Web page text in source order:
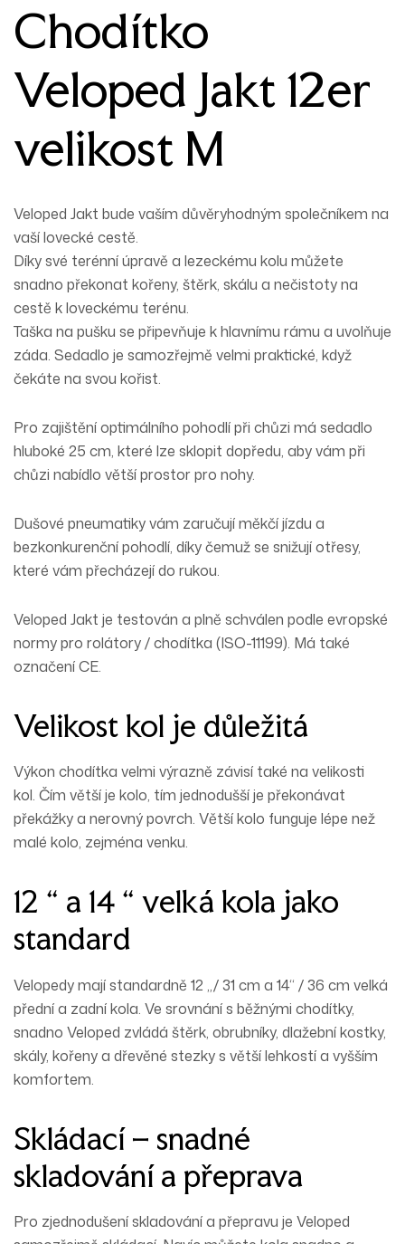
Chodítko
Veloped Jakt 12er
velikost M
Veloped Jakt bude vaším důvěryhodným společníkem na
vaší lovecké cestě.
Díky své terénní úpravě a lezeckému kolu můžete
snadno překonat kořeny, štěrk, skálu a nečistoty na
cestě k loveckému terénu.
Taška na pušku se připevňuje k hlavnímu rámu a uvolňuje
záda. Sedadlo je samozřejmě velmi praktické, když
čekáte na svou kořist.
Pro zajištění optimálního pohodlí při chůzi má sedadlo
hluboké 25 cm, které lze sklopit dopředu, aby vám při
chůzi nabídlo větší prostor pro nohy.
Dušové pneumatiky vám zaručují měkčí jízdu a
bezkonkurenční pohodlí, díky čemuž se snižují otřesy,
které vám přecházejí do rukou.
Veloped Jakt je testován a plně schválen podle evropské
normy pro rolátory / chodítka (ISO-11199). Má také
označení CE.
Velikost kol je důležitá
Výkon chodítka velmi výrazně závisí také na velikosti
kol. Čím větší je kolo, tím jednodušší je překonávat
překážky a nerovný povrch. Větší kolo funguje lépe než
malé kolo, zejména venku.
12 “ a 14 “ velká kola jako
standard
Velopedy mají standardně 12 „/ 31 cm a 14“ / 36 cm velká
přední a zadní kola. Ve srovnání s běžnými chodítky,
snadno Veloped zvládá štěrk, obrubníky, dlažební kostky,
skály, kořeny a dřevěné stezky s větší lehkostí a vyšším
komfortem.
Skládací – snadné
skladování a přeprava
Pro zjednodušení skladování a přepravu je Veloped